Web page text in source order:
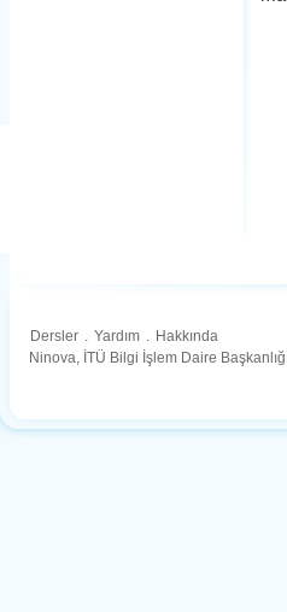
Dersler . Yardım . Hakkında
Ninova, İTÜ Bilgi İşlem Daire